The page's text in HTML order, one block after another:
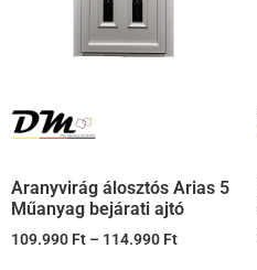
Aranyvirág álosztós Arias 5
Műanyag bejárati ajtó
109.990 Ft – 114.990 Ft